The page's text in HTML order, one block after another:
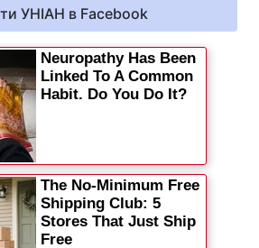
УНІАН в Facebook